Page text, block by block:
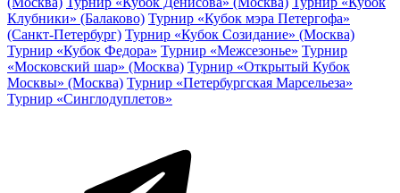
Клубники» (Балаково) Турнир «Кубок мэра Петергофа»
(Санкт-Петербург) Турнир «Кубок Созидание» (Москва)
Турнир «Кубок Федора» Турнир «Межсезонье» Турнир
«Московский шар» (Москва) Турнир «Открытый Кубок
Москвы» (Москва) Турнир «Петербургская Марсельеза»
Турнир «Синглодуплетов»